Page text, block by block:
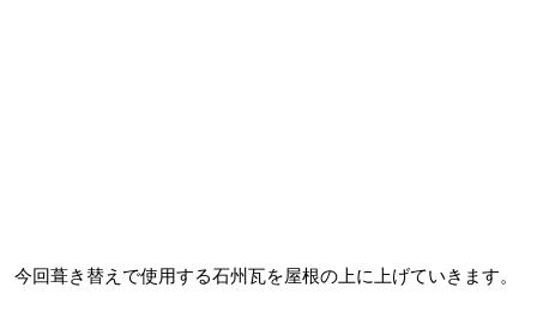
今回葺き替えで使用する石州瓦を屋根の上に上げていきます。